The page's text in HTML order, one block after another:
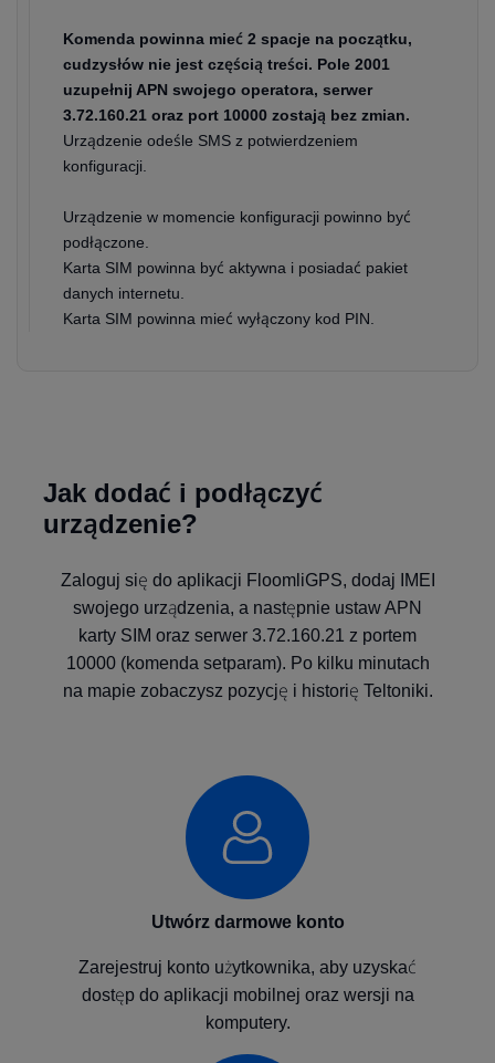
Komenda powinna mieć 2 spacje na początku,
cudzysłów nie jest częścią treści. Pole 2001
uzupełnij APN swojego operatora, serwer
3.72.160.21 oraz port 10000 zostają bez zmian.
Urządzenie odeśle SMS z potwierdzeniem
konfiguracji.
Urządzenie w momencie konfiguracji powinno być
podłączone.
Karta SIM powinna być aktywna i posiadać pakiet
danych internetu.
Karta SIM powinna mieć wyłączony kod PIN.
Jak dodać i podłączyć
urządzenie?
Zaloguj się do aplikacji FloomliGPS, dodaj IMEI
swojego urządzenia, a następnie ustaw APN
karty SIM oraz serwer 3.72.160.21 z portem
10000 (komenda setparam). Po kilku minutach
na mapie zobaczysz pozycję i historię Teltoniki.
Utwórz darmowe konto
Zarejestruj konto użytkownika, aby uzyskać
dostęp do aplikacji mobilnej oraz wersji na
komputery.